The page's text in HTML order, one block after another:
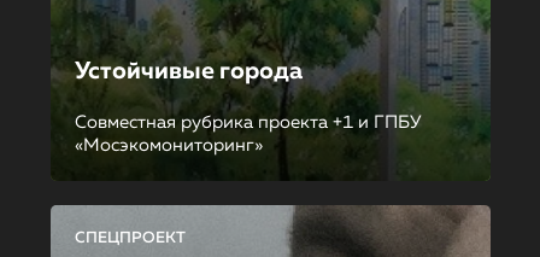
Устойчивые города
Совместная рубрика проекта +1 и ГПБУ
«Мосэкомониторинг»
СПЕЦПРОЕКТ